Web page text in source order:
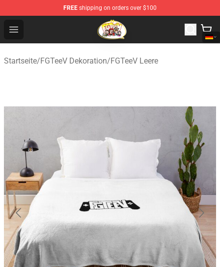
FREE shipping on orders over $100
Open menu
FGTeeV Store - Official FGTeeV Merchandise Shop
Startseite/FGTeeV Dekoration/FGTeeV Leere